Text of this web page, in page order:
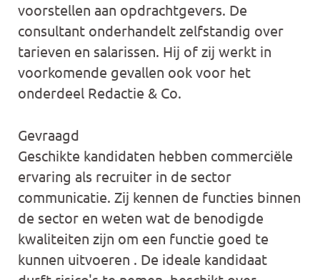
voorstellen aan opdrachtgevers. De
consultant onderhandelt zelfstandig over
tarieven en salarissen. Hij of zij werkt in
voorkomende gevallen ook voor het
onderdeel Redactie & Co.
Gevraagd
Geschikte kandidaten hebben commerciële
ervaring als recruiter in de sector
communicatie. Zij kennen de functies binnen
de sector en weten wat de benodigde
kwaliteiten zijn om een functie goed te
kunnen uitvoeren . De ideale kandidaat